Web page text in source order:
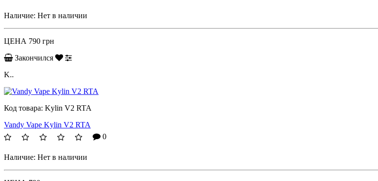
Наличие: Нет в наличии
ЦЕНА 790 грн
Закончился
K..
Код товара: Kylin V2 RTA
Vandy Vape Kylin V2 RTA
0
Наличие: Нет в наличии